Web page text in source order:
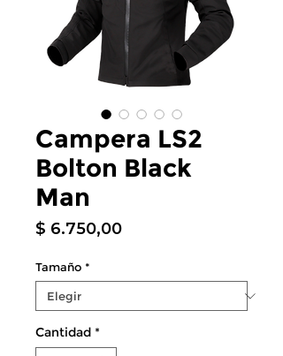
Campera LS2
Bolton Black
Man
$ 6.750,00Precio
Tamaño *
Cantidad *